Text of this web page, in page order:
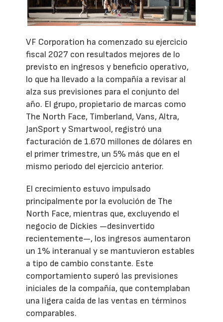
VF Corporation ha comenzado su ejercicio
fiscal 2027 con resultados mejores de lo
previsto en ingresos y beneficio operativo,
lo que ha llevado a la compañía a revisar al
alza sus previsiones para el conjunto del
año. El grupo, propietario de marcas como
The North Face, Timberland, Vans, Altra,
JanSport y Smartwool, registró una
facturación de 1.670 millones de dólares en
el primer trimestre, un 5% más que en el
mismo periodo del ejercicio anterior.
El crecimiento estuvo impulsado
principalmente por la evolución de The
North Face, mientras que, excluyendo el
negocio de Dickies —desinvertido
recientemente—, los ingresos aumentaron
un 1% interanual y se mantuvieron estables
a tipo de cambio constante. Este
comportamiento superó las previsiones
iniciales de la compañía, que contemplaban
una ligera caída de las ventas en términos
comparables.